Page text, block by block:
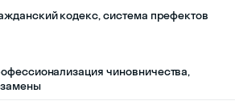
кодекс, система префектов
чиновничества,